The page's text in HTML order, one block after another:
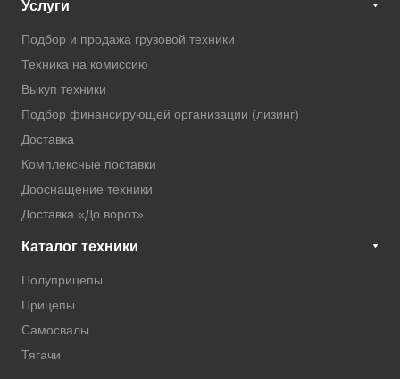
Услуги
Подбор и продажа грузовой техники
Техника на комиссию
Выкуп техники
Подбор финансирующей организации (лизинг)
Доставка
Комплексные поставки
Дооснащение техники
Доставка «До ворот»
Каталог техники
Полуприцепы
Прицепы
Самосвалы
Тягачи